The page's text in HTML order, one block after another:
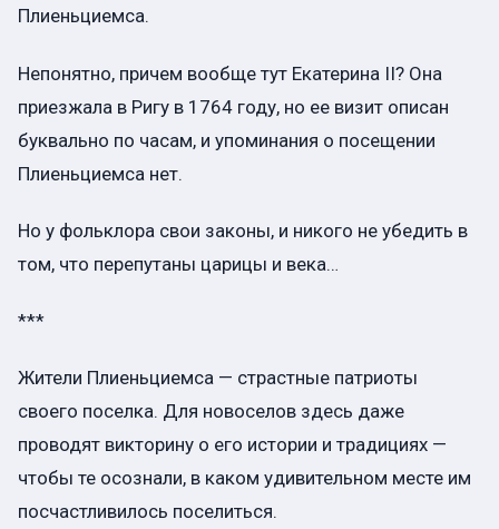
Плиеньциемса.
Непонятно, причем вообще тут Екатерина II? Она
приезжала в Ригу в 1764 году, но ее визит описан
буквально по часам, и упоминания о посещении
Плиеньциемса нет.
Но у фольклора свои законы, и никого не убедить в
том, что перепутаны царицы и века…
***
Жители Плиеньциемса — страстные патриоты
своего поселка. Для новоселов здесь даже
проводят викторину о его истории и традициях —
чтобы те осознали, в каком удивительном месте им
посчастливилось поселиться.